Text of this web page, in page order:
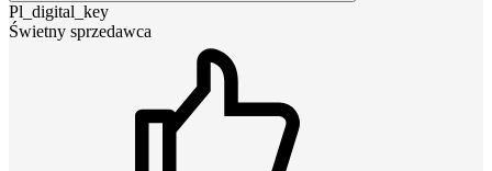
Pl_digital_key
Świetny sprzedawca